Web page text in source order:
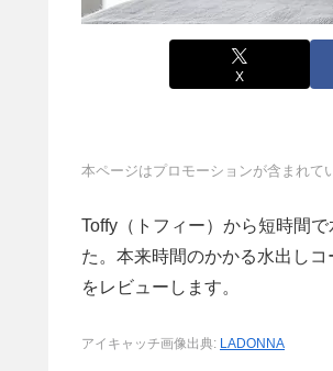
X
本ページはプロモーションが含まれて
Toffy（トフィー）から短時間
た。本来時間のかかる水出し
をレビューします。
アイキャッチ画像出典: LADONNA